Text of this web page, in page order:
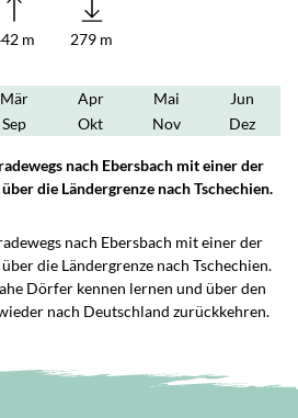
m 279 m
Mär Apr Mai
Jun
Sep Okt Nov Dez
nach Ebersbach mit einer der
die Ländergrenze nach Tschechien.
nach Ebersbach mit einer der
die Ländergrenze nach Tschechien.
Dörfer kennen lernen und über den
nach Deutschland zurückkehren.